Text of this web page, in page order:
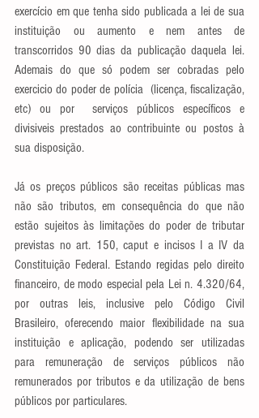
exercício em que tenha sido publicada a lei de sua
instituição ou aumento e nem antes de
transcorridos 90 dias da publicação daquela lei.
Ademais do que só podem ser cobradas pelo
exercicio do poder de polícia  (licença, fiscalização,
etc) ou por  serviços públicos específicos e
divisiveis prestados ao contribuinte ou postos à
sua disposição.
Já os preços públicos são receitas públicas mas
não são tributos, em consequência do que não
estão sujeitos às limitações do poder de tributar
previstas no art. 150, caput e incisos I a IV da
Constituição Federal. Estando regidas pelo direito
financeiro, de modo especial pela Lei n. 4.320/64,
por outras leis, inclusive pelo Código Civil
Brasileiro, oferecendo maior flexibilidade na sua
instituição e aplicação, podendo ser utilizadas
para remuneração de serviços públicos não
remunerados por tributos e da utilização de bens
públicos por particulares.